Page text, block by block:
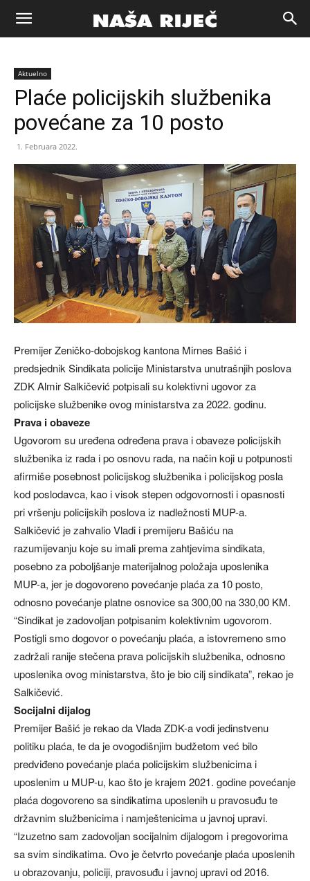
Naša
riječ
Zenica
Aktuelno
Plaće policijskih službenika
povećane za 10 posto
1. Februara 2022.
Premijer Zeničko-dobojskog kantona Mirnes Bašić i
predsjednik Sindikata policije Ministarstva unutrašnjih poslova
ZDK Almir Salkičević potpisali su kolektivni ugovor za
policijske službenike ovog ministarstva za 2022. godinu.
Prava i obaveze
Ugovorom su uređena određena prava i obaveze policijskih
službenika iz rada i po osnovu rada, na način koji u potpunosti
afirmiše posebnost policijskog službenika i policijskog posla
kod poslodavca, kao i visok stepen odgovornosti i opasnosti
pri vršenju policijskih poslova iz nadležnosti MUP-a.
Salkičević je zahvalio Vladi i premijeru Bašiću na
razumijevanju koje su imali prema zahtjevima sindikata,
posebno za poboljšanje materijalnog položaja uposlenika
MUP-a, jer je dogovoreno povećanje plaća za 10 posto,
odnosno povećanje platne osnovice sa 300,00 na 330,00 KM.
“Sindikat je zadovoljan potpisanim kolektivnim ugovorom.
Postigli smo dogovor o povećanju plaća, a istovremeno smo
zadržali ranije stečena prava policijskih službenika, odnosno
uposlenika ovog ministarstva, što je bio cilj sindikata”, rekao je
Salkičević.
Socijalni dijalog
Premijer Bašić je rekao da Vlada ZDK-a vodi jedinstvenu
politiku plaća, te da je ovogodišnjim budžetom već bilo
predviđeno povećanje plaća policijskim službenicima i
uposlenim u MUP-u, kao što je krajem 2021. godine povećanje
plaća dogovoreno sa sindikatima uposlenih u pravosuđu te
državnim službenicima i namještenicima u javnoj upravi.
“Izuzetno sam zadovoljan socijalnim dijalogom i pregovorima
sa svim sindikatima. Ovo je četvrto povećanje plaća uposlenih
u obrazovanju, policiji, pravosuđu i javnoj upravi od 2016.